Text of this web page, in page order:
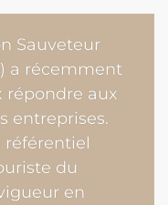
Sauveteur
a récemment
répondre aux
entreprises.
référentiel
du
en